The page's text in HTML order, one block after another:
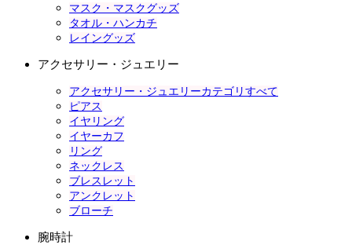
マスク・マスクグッズ
タオル・ハンカチ
レイングッズ
アクセサリー・ジュエリー
アクセサリー・ジュエリーカテゴリすべて
ピアス
イヤリング
イヤーカフ
リング
ネックレス
ブレスレット
アンクレット
ブローチ
腕時計